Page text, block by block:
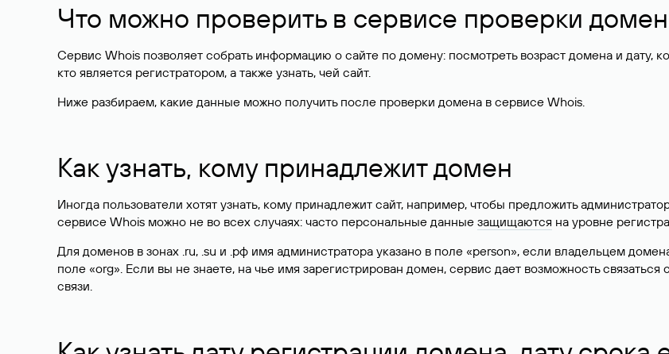
Что можно проверить в сервисе проверки
Сервис Whois позволяет собрать информацию о сайте по домену: посмотреть возраст домена и дату,
кто является регистратором, а также узнать, чей сайт.
Ниже разбираем, какие данные можно получить после проверки домена в сервисе Whois.
Как узнать, кому принадлежит домен
Иногда пользователи хотят узнать, кому принадлежит сайт, например, чтобы предложить
сервисе Whois можно не во всех случаях: часто персональные данные защищаются на уровне
Для доменов в зонах .ru, .su и .рф имя администратора указано в поле «person», если владельцем
поле «org». Если вы не знаете, на чье имя зарегистрирован домен, сервис дает возможность
связи.